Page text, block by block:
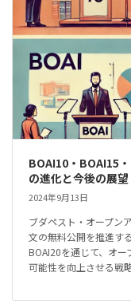
BOAI10・BOAI15
の進化と今後の展望
2024年9月13日
ブダペスト・オープン
文の無料公開を推進す
BOAI20を通じて、オ
可能性を向上させる戦